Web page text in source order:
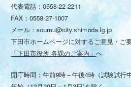
代表電話：0558-22-2211
FAX：0558-27-1007
メール：soumu@city.shimoda.lg.jp
下田市ホームページに対するご意見・ご
「下田市役所 各課のご案内」へ
開庁時間：午前9時～午後4時（試験試行